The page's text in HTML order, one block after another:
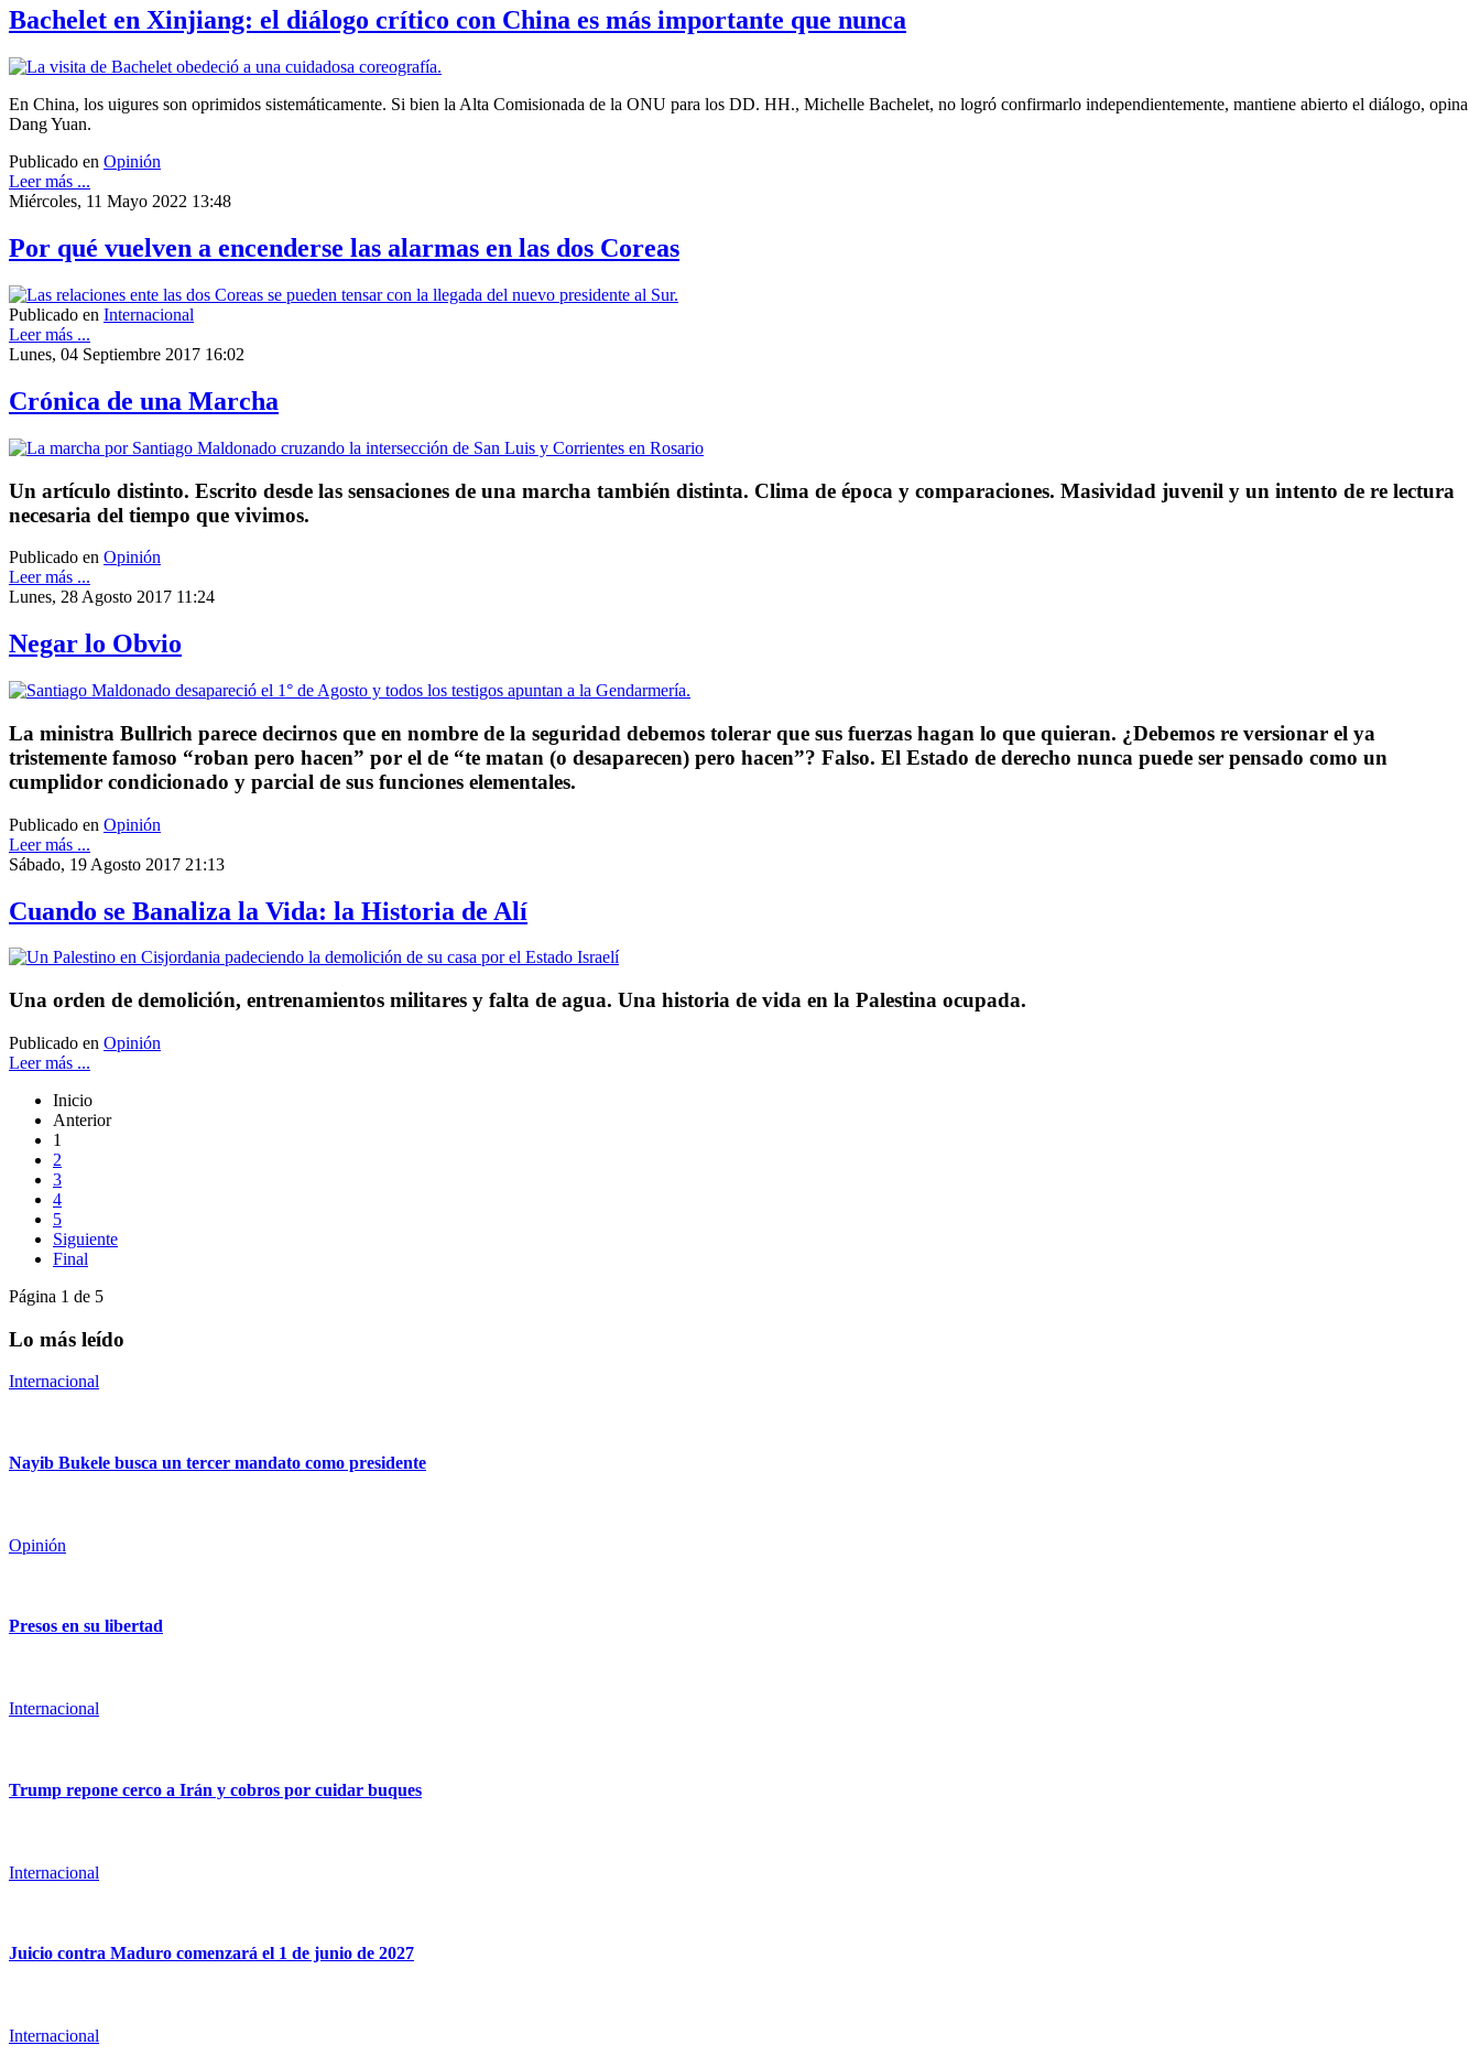
Bachelet en Xinjiang: el diálogo crítico con China es más importante que nunca
En China, los uigures son oprimidos sistemáticamente. Si bien la Alta Comisionada de la ONU para los DD. HH., Michelle Bachelet, no logró confirmarlo independientemente, mantiene abierto el diálogo, opina
Dang Yuan.
Publicado en Opinión
Leer más ...
Miércoles, 11 Mayo 2022 13:48
Por qué vuelven a encenderse las alarmas en las dos Coreas
Publicado en Internacional
Leer más ...
Lunes, 04 Septiembre 2017 16:02
Crónica de una Marcha
Un artículo distinto. Escrito desde las sensaciones de una marcha también distinta. Clima de época y comparaciones. Masividad juvenil y un intento de re lectura
necesaria del tiempo que vivimos.
Publicado en Opinión
Leer más ...
Lunes, 28 Agosto 2017 11:24
Negar lo Obvio
La ministra Bullrich parece decirnos que en nombre de la seguridad debemos tolerar que sus fuerzas hagan lo que quieran. ¿Debemos re versionar el ya
tristemente famoso “roban pero hacen” por el de “te matan (o desaparecen) pero hacen”? Falso. El Estado de derecho nunca puede ser pensado como un
cumplidor condicionado y parcial de sus funciones elementales.
Publicado en Opinión
Leer más ...
Sábado, 19 Agosto 2017 21:13
Cuando se Banaliza la Vida: la Historia de Alí
Una orden de demolición, entrenamientos militares y falta de agua. Una historia de vida en la Palestina ocupada.
Publicado en Opinión
Leer más ...
Inicio
Anterior
1
2
3
4
5
Siguiente
Final
Página 1 de 5
Lo más leído
Internacional
Nayib Bukele busca un tercer mandato como presidente
Opinión
Presos en su libertad
Internacional
Trump repone cerco a Irán y cobros por cuidar buques
Internacional
Juicio contra Maduro comenzará el 1 de junio de 2027
Internacional